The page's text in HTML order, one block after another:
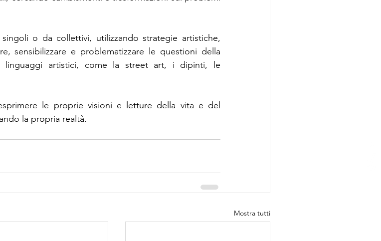
o da collettivi, utilizzando strategie artistiche,
sensibilizzare e problematizzare le questioni della
linguaggi artistici, come la street art, i dipinti, le
le proprie visioni e letture della vita e del
la propria realtà.
Mostra tutti